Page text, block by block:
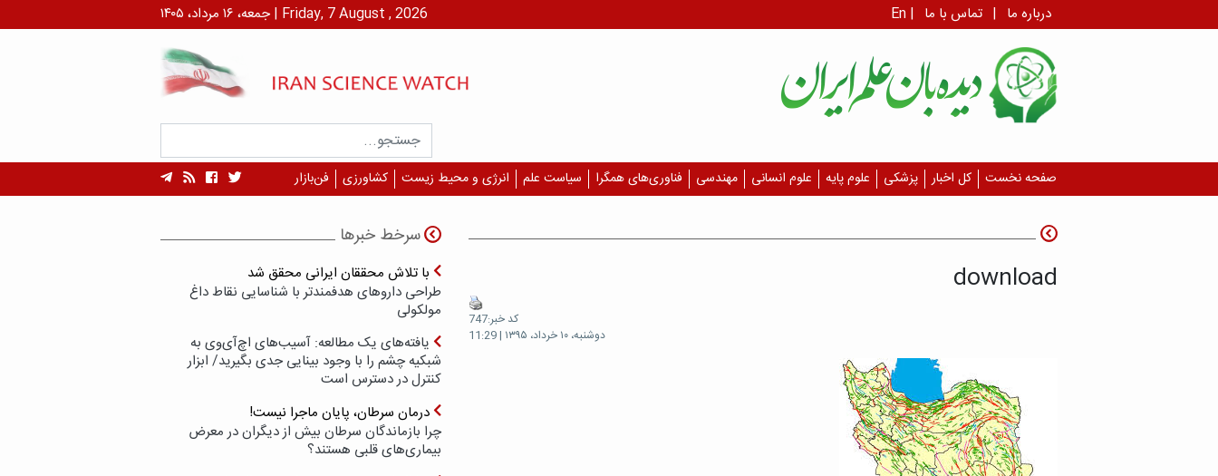
جمعه، ۱۶ مرداد، ۱۴۰۵ | Friday, 7 August , 2026 En | درباره ما | تماس با ما
صفحه نخست کل اخبار پزشکی علوم پایه علوم انسانی مهندسی فناوری‌های همگرا سیاست علم انرژی و محیط زیست کشاورزی فن‌بازار
download
کد خبر:747
دوشنبه، ۱۰ خرداد، ۱۳۹۵ | 11:29
سرخط خبرها
با تلاش محققان ایرانی محقق شد
طراحی داروهای هدفمندتر با شناسایی نقاط داغ
مولکولی
یافته‌های یک مطالعه: آسیب‌های اچ‌آی‌وی به
شبکیه چشم را با وجود بینایی جدی بگیرید/ ابزار
کنترل در دسترس است
درمان سرطان، پایان ماجرا نیست!
چرا بازماندگان سرطان بیش از دیگران در معرض
بیماری‌های قلبی هستند؟